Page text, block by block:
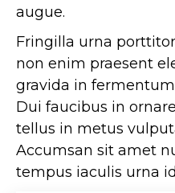
augue.
Fringilla urna
non enim praesent
gravida in
Dui faucibus in
tellus in metus
Accumsan sit amet
tempus iaculis urna